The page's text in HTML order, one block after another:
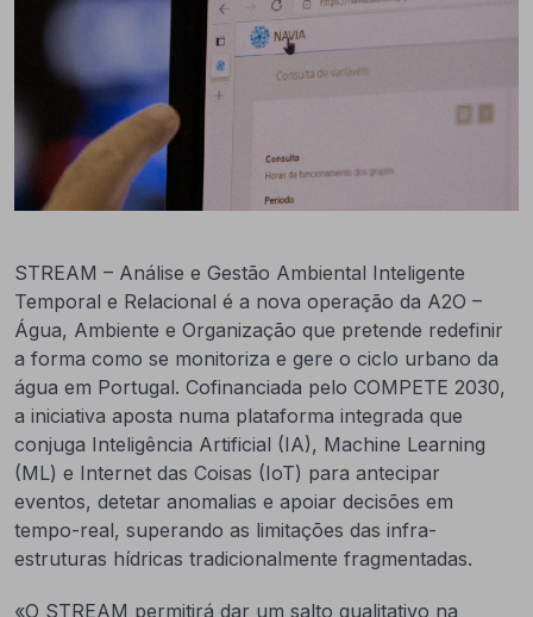
STREAM – Análise e Gestão Ambiental Inteligente
Temporal e Relacional é a nova operação da A2O –
Água, Ambiente e Organização que pretende redefinir
a forma como se monitoriza e gere o ciclo urbano da
água em Portugal. Cofinanciada pelo COMPETE 2030,
a iniciativa aposta numa plataforma integrada que
conjuga Inteligência Artificial (IA), Machine Learning
(ML) e Internet das Coisas (IoT) para antecipar
eventos, detetar anomalias e apoiar decisões em
tempo-real, superando as limitações das infra-
estruturas hídricas tradicionalmente fragmentadas.
«O STREAM permitirá dar um salto qualitativo na